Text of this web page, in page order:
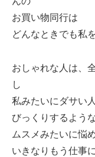
お買い物同行は
どんなときでも私
おしゃれな人は、
し
私みたいにダサい
びっくりするよう
ムスメみたいに悩
いきなりもう仕事